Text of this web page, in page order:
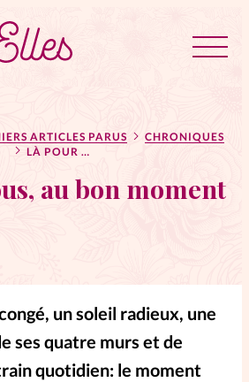
Actus
Dossiers
ARTICLES PARUS
CHRONIQUES
LÀ POUR NOUS, AU BON MOMENT
au bon moment
un soleil radieux, une
ses quatre murs et de
quotidien: le moment